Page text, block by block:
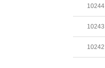
10244
10243
10242